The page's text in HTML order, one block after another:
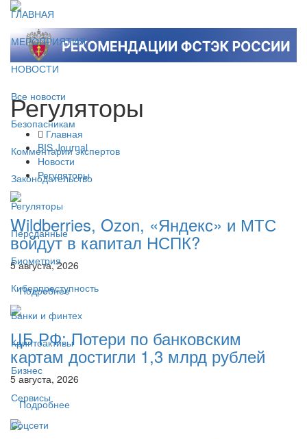
ГЛАВНАЯ
МЕРОПРИЯТИЯ
НОВОСТИ
Все новости
Безопасникам
Комментарии экспертов
Законодательство
Регуляторы
Персданные
Биометрия
Киберпреступность
Банки и финтех
Криптоактивы
Бизнес
Сервисы
Соцсети
Регуляторы
Главная
BIS Journal
Новости
Регуляторы
Wildberries, Ozon, «Яндекс» и МТС
войдут в капитал НСПК?
5 августа, 2026
Подробнее
ЦБ РФ: Потери по банковским
картам достигли 1,3 млрд рублей
5 августа, 2026
Подробнее